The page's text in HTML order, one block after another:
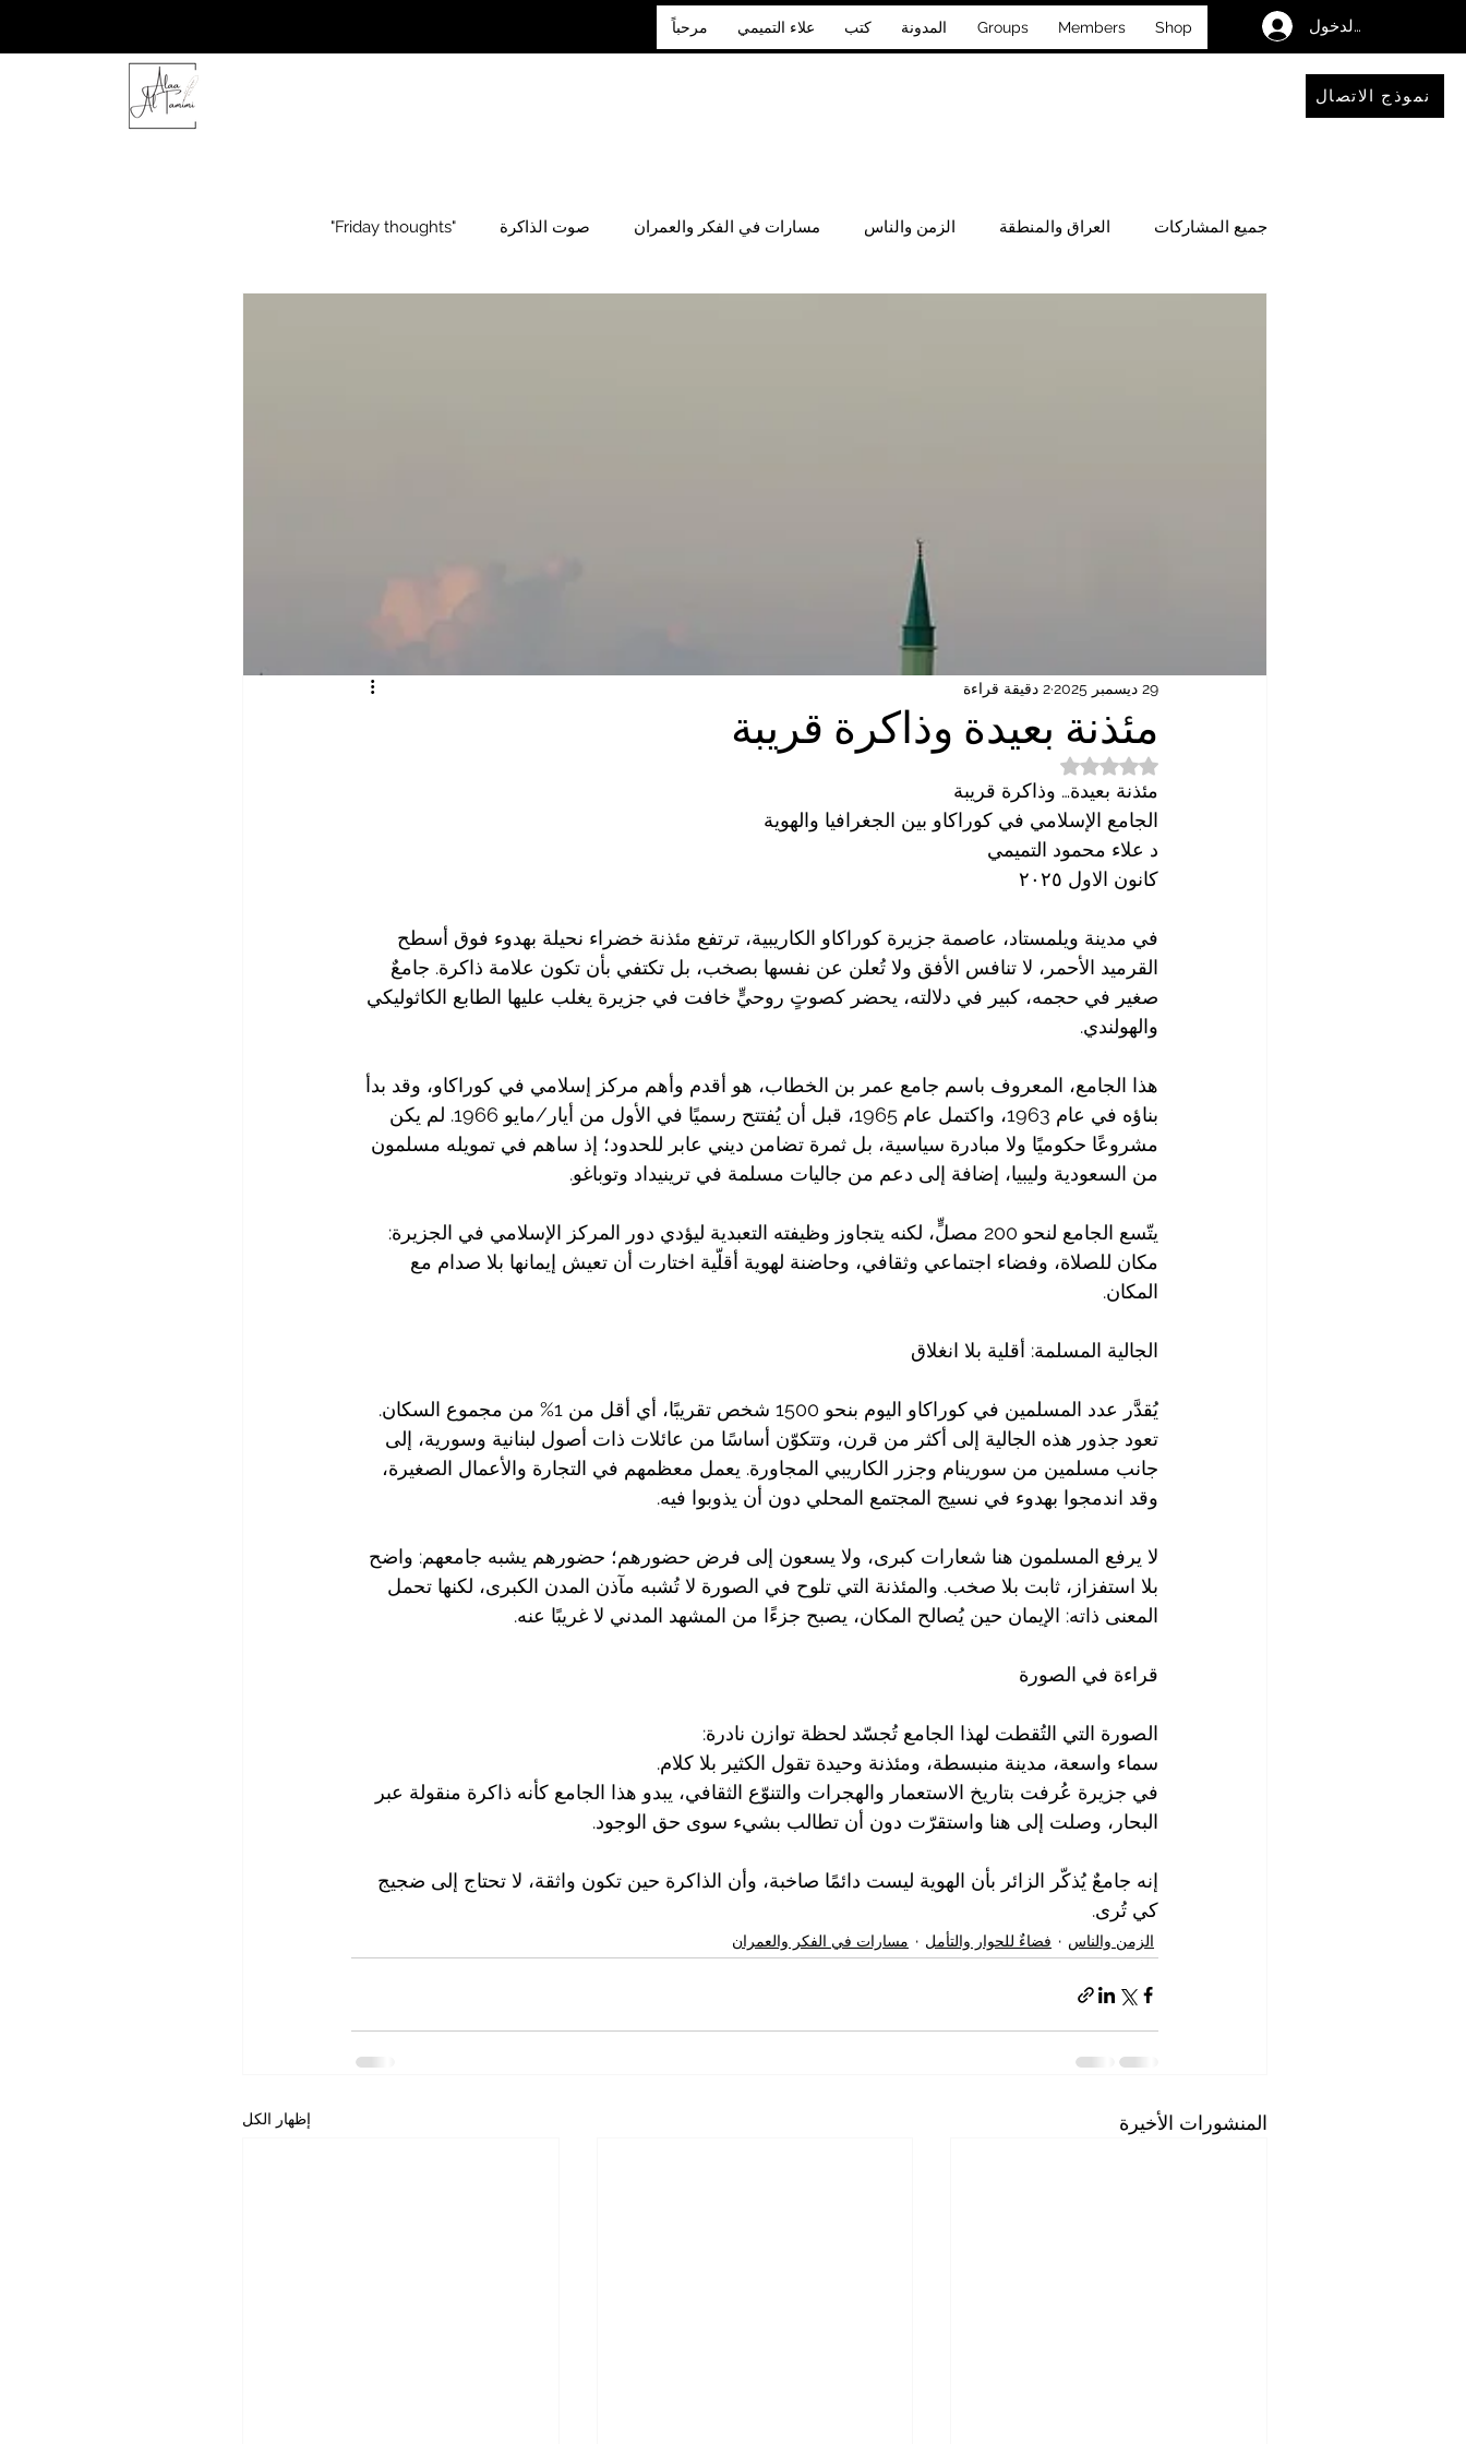
مرحباً علاء التميمي كتب المدونة Groups Members Shop تسجيل الدخول
نموذج الاتصال
جميع المشاركات العراق والمنطقة الزمن والناس مسارات في الفكر والعمران صوت الذاكرة "Friday thoughts"
مئذنة بعيدة وذاكرة قريبة
29 ديسمبر 2025 2 دقيقة قراءة
تم التقييم بـ ليس رقمًا من أصل 5 نجوم.
مئذنة بعيدة… وذاكرة قريبة
الجامع الإسلامي في كوراكاو بين الجغرافيا والهوية
د علاء محمود التميمي
كانون الاول ٢٠٢٥
في مدينة ويلمستاد، عاصمة جزيرة كوراكاو الكاريبية، ترتفع مئذنة خضراء نحيلة بهدوء فوق أسطح
القرميد الأحمر، لا تنافس الأفق ولا تُعلن عن نفسها بصخب، بل تكتفي بأن تكون علامة ذاكرة. جامعٌ
صغير في حجمه، كبير في دلالته، يحضر كصوتٍ روحيٍّ خافت في جزيرة يغلب عليها الطابع الكاثوليكي
والهولندي.
هذا الجامع، المعروف باسم جامع عمر بن الخطاب، هو أقدم وأهم مركز إسلامي في كوراكاو، وقد بدأ
بناؤه في عام 1963، واكتمل عام 1965، قبل أن يُفتتح رسميًا في الأول من أيار/مايو 1966. لم يكن
مشروعًا حكوميًا ولا مبادرة سياسية، بل ثمرة تضامن ديني عابر للحدود؛ إذ ساهم في تمويله مسلمون
من السعودية وليبيا، إضافة إلى دعم من جاليات مسلمة في ترينيداد وتوباغو.
يتّسع الجامع لنحو 200 مصلٍّ، لكنه يتجاوز وظيفته التعبدية ليؤدي دور المركز الإسلامي في الجزيرة:
مكان للصلاة، وفضاء اجتماعي وثقافي، وحاضنة لهوية أقلّية اختارت أن تعيش إيمانها بلا صدام مع
المكان.
الجالية المسلمة: أقلية بلا انغلاق
يُقدَّر عدد المسلمين في كوراكاو اليوم بنحو 1500 شخص تقريبًا، أي أقل من 1% من مجموع السكان.
تعود جذور هذه الجالية إلى أكثر من قرن، وتتكوّن أساسًا من عائلات ذات أصول لبنانية وسورية، إلى
جانب مسلمين من سورينام وجزر الكاريبي المجاورة. يعمل معظمهم في التجارة والأعمال الصغيرة،
وقد اندمجوا بهدوء في نسيج المجتمع المحلي دون أن يذوبوا فيه.
لا يرفع المسلمون هنا شعارات كبرى، ولا يسعون إلى فرض حضورهم؛ حضورهم يشبه جامعهم: واضح
بلا استفزاز، ثابت بلا صخب. والمئذنة التي تلوح في الصورة لا تُشبه مآذن المدن الكبرى، لكنها تحمل
المعنى ذاته: الإيمان حين يُصالح المكان، يصبح جزءًا من المشهد المدني لا غريبًا عنه.
قراءة في الصورة
الصورة التي التُقطت لهذا الجامع تُجسّد لحظة توازن نادرة:
سماء واسعة، مدينة منبسطة، ومئذنة وحيدة تقول الكثير بلا كلام.
في جزيرة عُرفت بتاريخ الاستعمار والهجرات والتنوّع الثقافي، يبدو هذا الجامع كأنه ذاكرة منقولة عبر
البحار، وصلت إلى هنا واستقرّت دون أن تطالب بشيء سوى حق الوجود.
إنه جامعٌ يُذكّر الزائر بأن الهوية ليست دائمًا صاخبة، وأن الذاكرة حين تكون واثقة، لا تحتاج إلى ضجيج
كي تُرى.
الزمن والناس فضاءٌ للحوار والتأمل مسارات في الفكر والعمران
المنشورات الأخيرة إظهار الكل